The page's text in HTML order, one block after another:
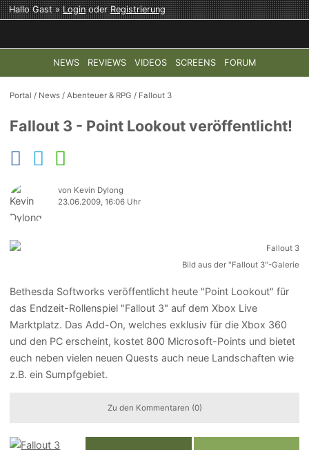
Hallo Gast »LoginoderRegistrierung
NEWS REVIEWS VIDEOS SCREENS FORUM
TOP-THEMEN: COD: MODERN WARFARE 4 HALO:
Portal / News /Abenteuer & RPG / Fallout 3
Fallout 3 - Point Lookout veröffentlicht!
von Kevin Dylong
23.06.2009, 16:06 Uhr
Bild aus der "Fallout 3"-Galerie
Bethesda Softworks veröffentlicht heute "Point Lookout" für
das Endzeit-Rollenspiel "Fallout 3" auf dem Xbox Live
Marktplatz. Das Add-On, welches exklusiv für die Xbox 360
und den PC erscheint, kostet 800 Microsoft-Points und bietet
euch neben vielen neuen Quests auch neue Landschaften wie
z.B. ein Sumpfgebiet.
Zu den Kommentaren (0)